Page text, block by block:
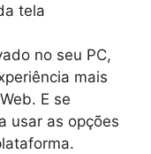
tela
no seu PC,
mais
E se
usar as opções